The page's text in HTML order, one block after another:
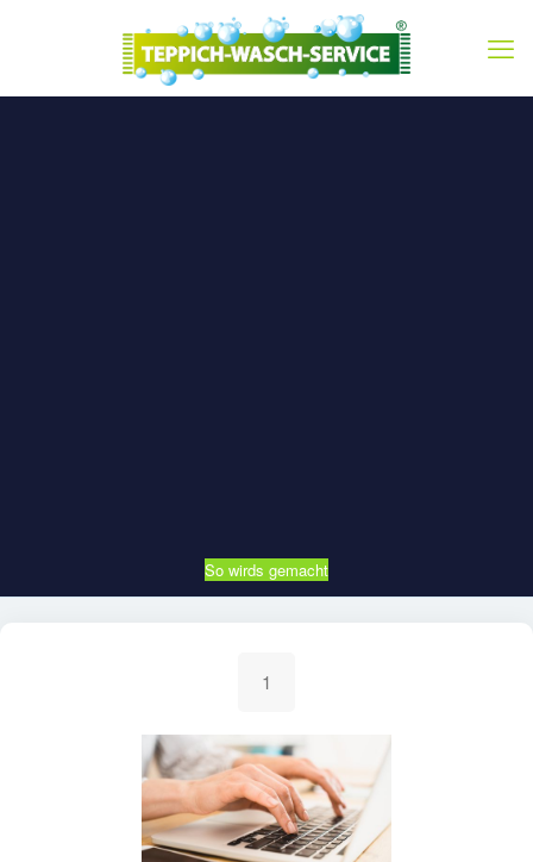
So wirds gemacht
1